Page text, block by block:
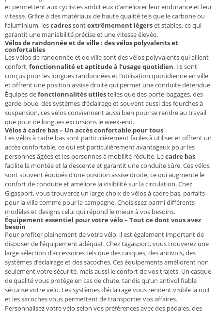
et permettent aux cyclistes ambitieux d’améliorer leur endurance et leur
vitesse. Grâce à des matériaux de haute qualité tels que le carbone ou
l’aluminium, lescadressontextrêmement légerset stables, ce qui
garantit une maniabilité précise et une vitesse élevée.
Vélos de randonnée et de ville : des vélos polyvalents et
confortables
Les vélos de randonnée et de ville sont des vélos polyvalents qui allient
confort,fonctionnalité et aptitude à l’usage quotidien. Ils sont
conçus pour les longues randonnées et l’utilisation quotidienne en ville
et offrent une position assise droite qui permet une conduite détendue.
Équipés defonctionnalités utilestelles que des porte-bagages, des
garde-boue, des systèmes d’éclairage et souvent aussi des fourches à
suspension, ces vélos conviennent aussi bien pour se rendre au travail
que pour de longues excursions le week-end.
Vélos à cadre bas – Un accès confortable pour tous
Les vélos à cadre bas sont particulièrement faciles à utiliser et offrent un
accès confortable, ce qui est particulièrement avantageux pour les
personnes âgées et les personnes à mobilité réduite. Lecadre bas
facilite la montée et la descente et garantit une conduite sûre. Ces vélos
sont souvent équipés d’une position assise droite, ce qui augmente le
confort de conduite et améliore la visibilité sur la circulation. Chez
Gigasport, vous trouverez un large choix de vélos à cadre bas, parfaits
pour la ville comme pour la campagne. Choisissez parmi différents
modèles et designs celui qui répond le mieux à vos besoins.
Équipement essentiel pour votre vélo – Tout ce dont vous avez
besoin
Pour profiter pleinement de votre vélo, il est également important de
disposer de l’équipement adéquat. Chez Gigasport, vous trouverez une
large sélection d’accessoires tels que des casques, des antivols, des
systèmes d’éclairage et des sacoches. Ces équipements améliorent non
seulement votre sécurité, mais aussi le confort de vos trajets. Un casque
de qualité vous protège en cas de chute, tandis qu’un antivol fiable
sécurise votre vélo. Les systèmes d’éclairage vous rendent visible la nuit
et les sacoches vous permettent de transporter vos affaires.
Personnalisez votre vélo selon vos préférences avec des pédales, des